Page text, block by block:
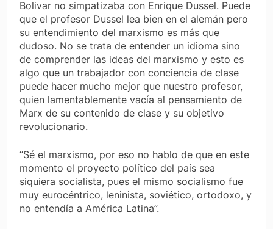
Bolivar no simpatizaba con Enrique Dussel. Puede
que el profesor Dussel lea bien en el alemán pero
su entendimiento del marxismo es más que
dudoso. No se trata de entender un idioma sino
de comprender las ideas del marxismo y esto es
algo que un trabajador con conciencia de clase
puede hacer mucho mejor que nuestro profesor,
quien lamentablemente vacía al pensamiento de
Marx de su contenido de clase y su objetivo
revolucionario.
“Sé el marxismo, por eso no hablo de que en este
momento el proyecto político del país sea
siquiera socialista, pues el mismo socialismo fue
muy eurocéntrico, leninista, soviético, ortodoxo, y
no entendía a América Latina”.